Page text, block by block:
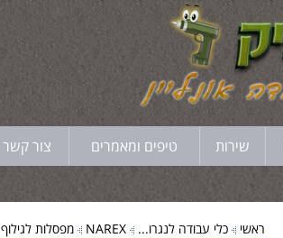
שירות טיפים ומאמרים צור קשר
ראשי כלי עבודה לנגרו... NAREX מפסלות לגילוף